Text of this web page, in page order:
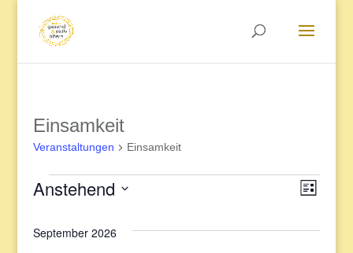
Einsamkeit
Veranstaltungen Einsamkeit
Veranstaltungen Liste
Anstehend
wählen.
September 2026